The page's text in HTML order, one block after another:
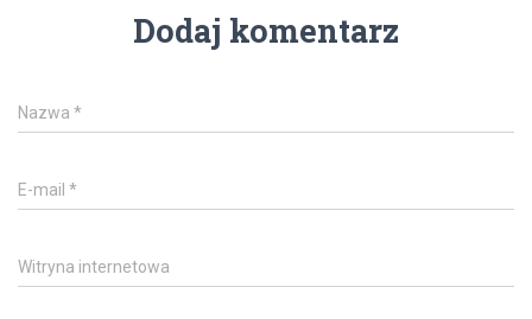
Dodaj komentarz
Nazwa *
E-mail *
Witryna internetowa